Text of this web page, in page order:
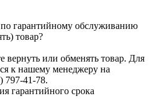
гарантийному обслуживанию
товар?
вернуть или обменять товар. Для
к нашему менеджеру на
797-41-78.
гарантийного срока